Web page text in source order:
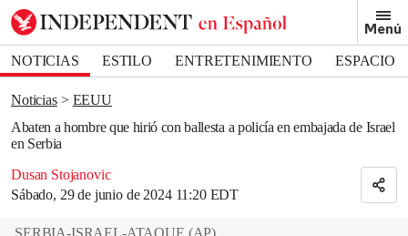
Menú
NOTICIAS ESTILO ENTRETENIMIENTO
ESPACIO
DEPORTES
Noticias
EEUU
Abaten a hombre que hirió con ballesta a policía en embajada de Israel
en Serbia
Dusan Stojanovic
Sábado, 29 de junio de 2024 11:20 EDT
Bookmark popover
Removed from bookmarks
Close popover
SERBIA-ISRAEL-ATAQUE (AP)